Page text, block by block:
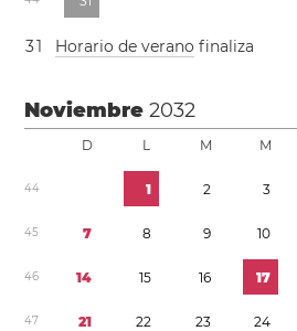
31 Horario de verano finaliza
Noviembre2032
D L M M
44 1 2 3
45 7 8 9 10
46 14 15 16 17
47 21 22 23 24